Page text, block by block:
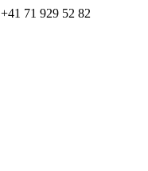
+41 71 929 52 82